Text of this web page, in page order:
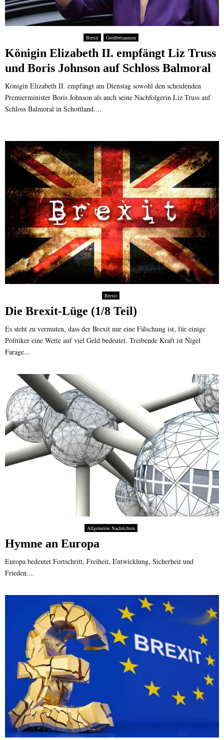
Brexit Großbritannien
Königin Elizabeth II. empfängt Liz Truss
und Boris Johnson auf Schloss Balmoral
Königin Elizabeth II. empfängt am Dienstag sowohl den scheidenden
Premierminister Boris Johnson als auch seine Nachfolgerin Liz Truss auf
Schloss Balmoral in Schottland....
Brexit
Die Brexit-Lüge (1/8 Teil)
Es steht zu vermuten, dass der Brexit nur eine Fälschung ist, für einige
Politiker eine Wette auf viel Geld bedeutet. Treibende Kraft ist Nigel
Farage...
Allgemeine Nachrichten
Hymne an Europa
Europa bedeutet Fortschritt, Freiheit, Entwicklung, Sicherheit und
Frieden....